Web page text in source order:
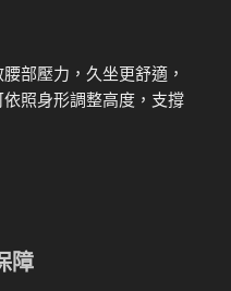
部壓力，久坐更舒適，
照身形調整高度，支撐
障